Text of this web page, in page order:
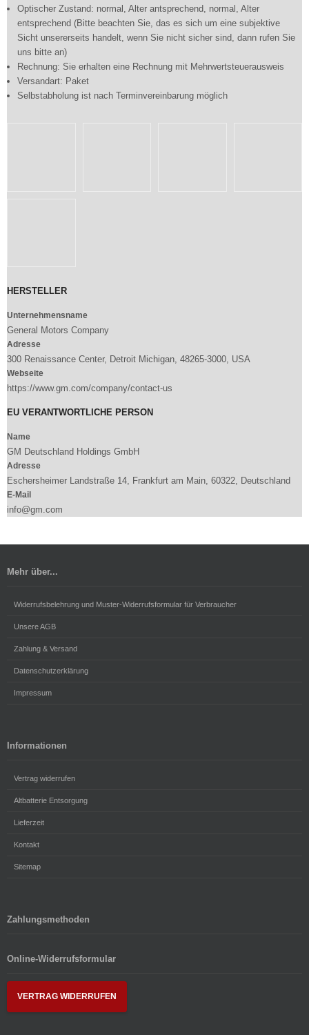
Optischer Zustand: normal, Alter antsprechend, normal, Alter
entsprechend (Bitte beachten Sie, das es sich um eine subjektive
Sicht unsererseits handelt, wenn Sie nicht sicher sind, dann rufen Sie
uns bitte an)
Rechnung: Sie erhalten eine Rechnung mit Mehrwertsteuerausweis
Versandart: Paket
Selbstabholung ist nach Terminvereinbarung möglich
HERSTELLER
Unternehmensname
General Motors Company
Adresse
300 Renaissance Center, Detroit Michigan, 48265-3000, USA
Webseite
https://www.gm.com/company/contact-us
EU VERANTWORTLICHE PERSON
Name
GM Deutschland Holdings GmbH
Adresse
Eschersheimer Landstraße 14, Frankfurt am Main, 60322, Deutschland
E-Mail
info@gm.com
Mehr über...
Widerrufsbelehrung und Muster-Widerrufsformular für Verbraucher
Unsere AGB
Zahlung & Versand
Datenschutzerklärung
Impressum
Informationen
Vertrag widerrufen
Altbatterie Entsorgung
Lieferzeit
Kontakt
Sitemap
Zahlungsmethoden
Online-Widerrufsformular
VERTRAG WIDERRUFEN